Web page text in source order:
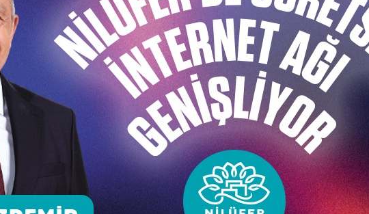
Göknur Yıldız var. Onun müzikle dolu ruhu adeta bütün
kusursuz bir güzellik çıkıyor ki biz dinlemeye doyamıyoruz.
yarışmadan, her festivalden ödülle dönmesi boşuna değil. Onlar
seviyoruz. Nilüfer Çoksesli Korosu’nu daha çok
hiç susmasın” dedi.
Belediye Başkan adayı Mustafa Bozbey de koroyu bu önemli
vurgulayan Mustafa Bozbey, “Bu başarı kolay elde
Kendilerine Nilüfer, Bursa ve Türkiye’yi dünyanın
bir anlayışa sahip olmamız gerekiyor. Bu başarıyı Bursa’nın
etmek gerekiyor. Koromuza daha nice 15 yıllar diliyorum” diye
Nilüfer Belediyesi Kültür ve Sosyal İşler Müdürü Nejla Aslan da